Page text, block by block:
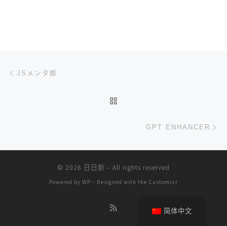
文章导航
JSメンタ郎
GPT ENHANCER
© 2026 日日新 – All rights reserved
Powered by WP – Designed with the Customizr
简体中文